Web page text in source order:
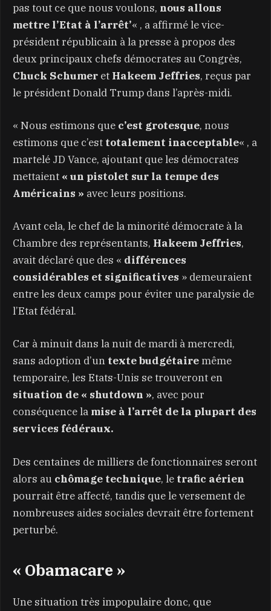
pas tout ce que nous voulons, nous allons
mettre l’Etat à l’arrêt’« , a affirmé le vice-
président républicain à la presse à propos des
deux principaux chefs démocrates au Congrès,
Chuck Schumer et Hakeem Jeffries, reçus par
le président Donald Trump dans l’après-midi.
« Nous estimons que c’est grotesque, nous
estimons que c’est totalement inacceptable« , a
martelé JD Vance, ajoutant que les démocrates
mettaient « un pistolet sur la tempe des
Américains » avec leurs positions.
Avant cela, le chef de la minorité démocrate à la
Chambre des représentants, Hakeem Jeffries,
avait déclaré que des « différences
considérables et significatives » demeuraient
entre les deux camps pour éviter une paralysie de
l’Etat fédéral.
Car à minuit dans la nuit de mardi à mercredi,
sans adoption d’un texte budgétairemême
temporaire, les Etats-Unis se trouveront en
situation de « shutdown », avec pour
conséquence la mise à l’arrêt de la plupart des
services fédéraux.
Des centaines de milliers de fonctionnaires seront
alors au chômage technique, le trafic aérien
pourrait être affecté, tandis que le versement de
nombreuses aides sociales devrait être fortement
perturbé.
« Obamacare »
Une situation très impopulaire donc, que